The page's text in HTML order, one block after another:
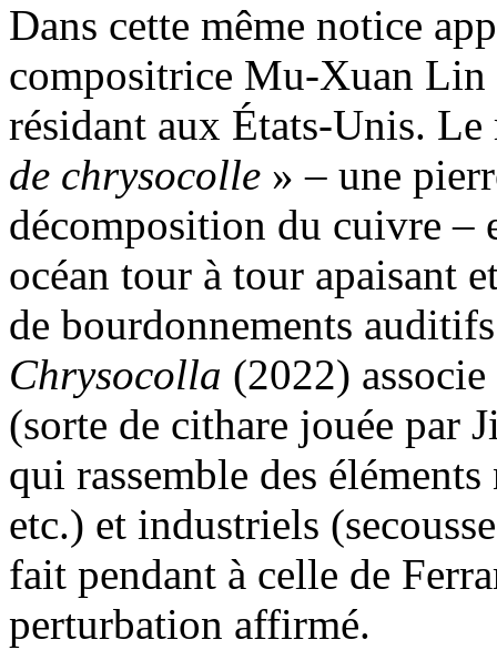
Dans cette même notice
compositrice Mu-Xuan Lin
résidant aux États-Unis.
de chrysocolle » – une
décomposition du cuivre –
océan tour à tour apaisant
de bourdonnements
Chrysocolla (2022)
(sorte de cithare jouée par
qui rassemble des
etc.) et industriels
fait pendant à celle de
perturbation affirmé.